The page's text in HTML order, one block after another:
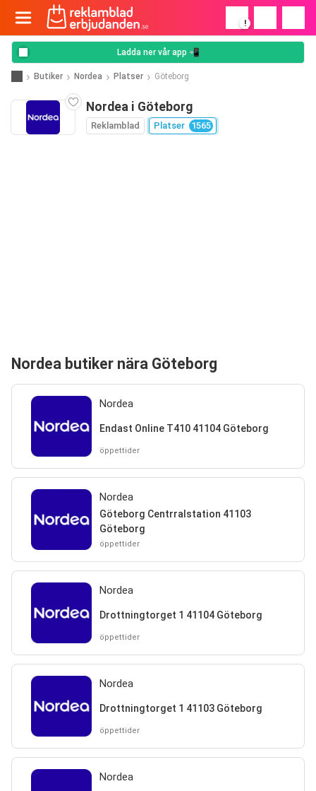
!
Ladda ner vår app 📲
Butiker Nordea Platser Göteborg
Nordea i Göteborg
Reklamblad Platser 1565
Nordea butiker nära Göteborg
Nordea
Endast Online T410 41104 Göteborg
öppettider
Nordea
Göteborg Centrralstation 41103
Göteborg
öppettider
Nordea
Drottningtorget 1 41104 Göteborg
öppettider
Nordea
Drottningtorget 1 41103 Göteborg
öppettider
Nordea